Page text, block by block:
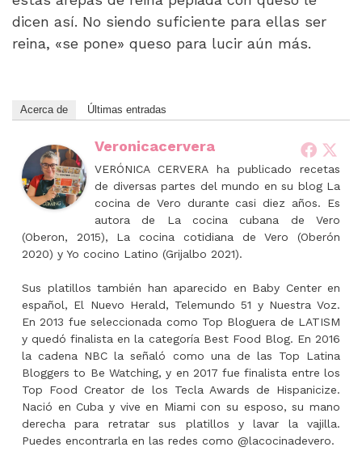
dicen así. No siendo suficiente para ellas ser
reina, «se pone» queso para lucir aún más.
Acerca de Últimas entradas
Veronicacervera
VERÓNICA CERVERA ha publicado recetas
de diversas partes del mundo en su blog La
cocina de Vero durante casi diez años. Es
autora de La cocina cubana de Vero
(Oberon, 2015), La cocina cotidiana de Vero (Oberón
2020) y Yo cocino Latino (Grijalbo 2021).
Sus platillos también han aparecido en Baby Center en
español, El Nuevo Herald, Telemundo 51 y Nuestra Voz.
En 2013 fue seleccionada como Top Bloguera de LATISM
y quedó finalista en la categoría Best Food Blog. En 2016
la cadena NBC la señaló como una de las Top Latina
Bloggers to Be Watching, y en 2017 fue finalista entre los
Top Food Creator de los Tecla Awards de Hispanicize.
Nació en Cuba y vive en Miami con su esposo, su mano
derecha para retratar sus platillos y lavar la vajilla.
Puedes encontrarla en las redes como @lacocinadevero.